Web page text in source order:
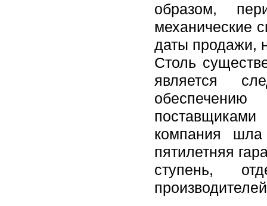
образом,
механические
даты продажи,
Столь
является
компания
пятилетняя
ступень,